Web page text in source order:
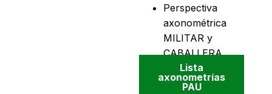
Perspectiva
axonométrica
MILITAR y
CABALLERA.
Lista
axonometrías
PAU